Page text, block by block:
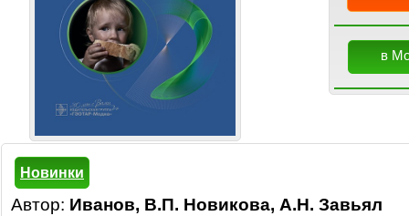
в
Новинки
Автор: Иванов, В.П. Новикова, А.Н. Завьял